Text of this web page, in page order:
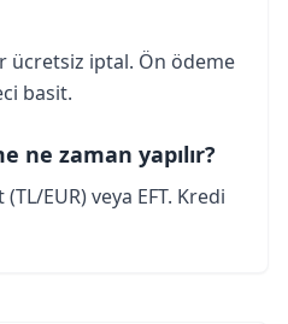
ücretsiz iptal. Ön ödeme
basit.
ne zaman yapılır?
EUR) veya EFT. Kredi